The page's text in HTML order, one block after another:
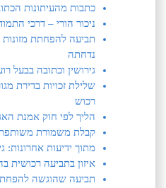
כתבות מהעיתונות
ניכור הורי – דרכי
תביעה להפחתת
נדחתה
גירושין וכתובה בבעל
שלילת זכויות בדירת
רכוש
הליך לפי חוק אמנת
קבלת משמורת משותפת
מתוך ידיעות אחרונות:
איזון בתביעה רכושית
תביעה שהוגשה